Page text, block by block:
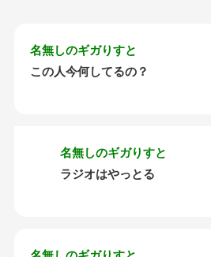
名無しのギガりすと
この人今何してるの？
名無しのギガりすと
ラジオはやっとる